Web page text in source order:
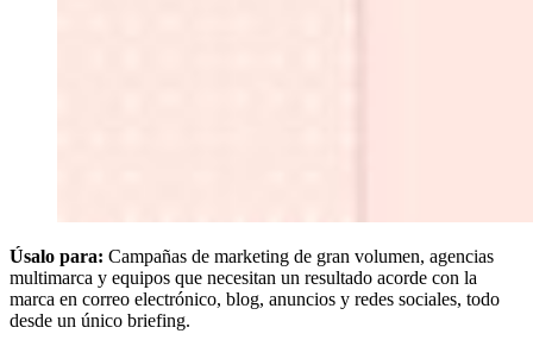
Úsalo para: Campañas de marketing de gran volumen, agencias
multimarca y equipos que necesitan un resultado acorde con la
marca en correo electrónico, blog, anuncios y redes sociales, todo
desde un único briefing.